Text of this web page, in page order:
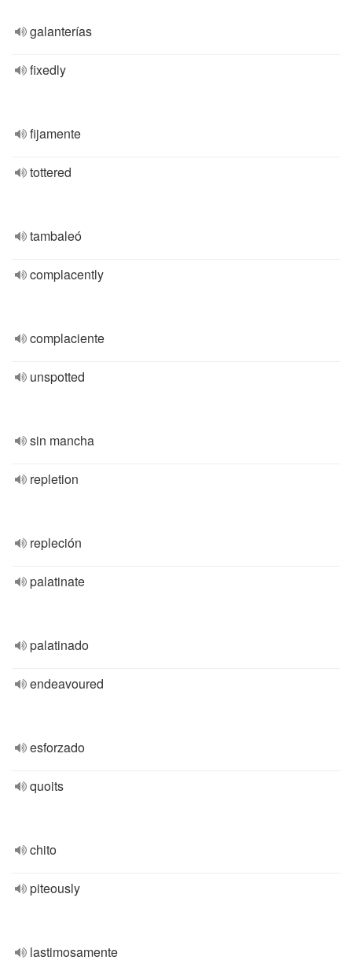
galanterías
fixedly
fijamente
tottered
tambaleó
complacently
complaciente
unspotted
sin mancha
repletion
repleción
palatinate
palatinado
endeavoured
esforzado
quoits
chito
piteously
lastimosamente